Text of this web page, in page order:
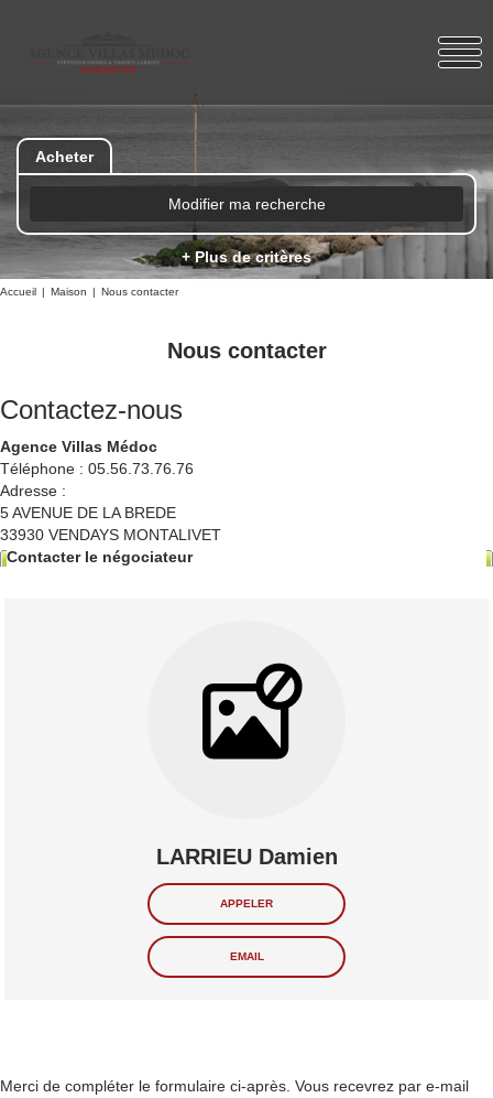
Acheter
Modifier ma recherche
+ Plus de critères
Accueil Maison Nous contacter
Nous contacter
Contactez-nous
Agence Villas Médoc
Téléphone : 05.56.73.76.76
Adresse :
5 AVENUE DE LA BREDE
33930 VENDAYS MONTALIVET
Contacter le négociateur
LARRIEU Damien
APPELER
EMAIL
Merci de compléter le formulaire ci-après. Vous recevrez par e-mail